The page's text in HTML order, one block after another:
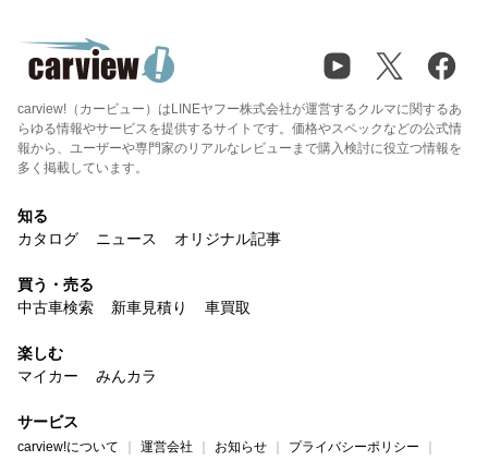
carview!（カービュー）はLINEヤフー株式会社が運営するクルマに関するあ
らゆる情報やサービスを提供するサイトです。価格やスペックなどの公式情
報から、ユーザーや専門家のリアルなレビューまで購入検討に役立つ情報を
多く掲載しています。
知る
カタログ
ニュース オリジナル記事
買う・売る
中古車検索
新車見積り 車買取
楽しむ
マイカー
みんカラ
サービス
carview!について 運営会社 お知らせ プライバシーポリシー